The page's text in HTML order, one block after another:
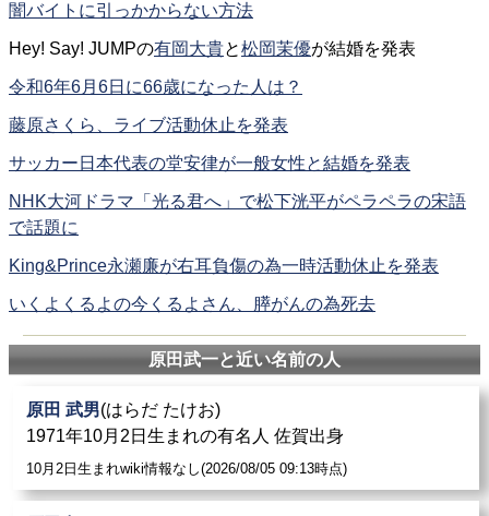
闇バイトに引っかからない方法
Hey! Say! JUMPの有岡大貴と松岡茉優が結婚を発表
令和6年6月6日に66歳になった人は？
藤原さくら、ライブ活動休止を発表
サッカー日本代表の堂安律が一般女性と結婚を発表
NHK大河ドラマ「光る君へ」で松下洸平がペラペラの宋語
で話題に
King&Prince永瀬廉が右耳負傷の為一時活動休止を発表
いくよくるよの今くるよさん、膵がんの為死去
原田武一と近い名前の人
原田 武男(はらだ たけお)
1971年10月2日生まれの有名人 佐賀出身
10月2日生まれwiki情報なし(2026/08/05 09:13時点)